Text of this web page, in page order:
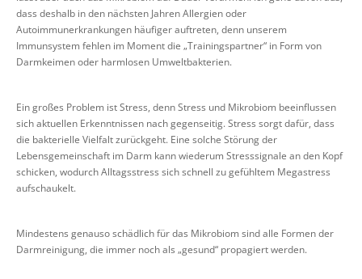
dass deshalb in den nächsten Jahren Allergien oder
Autoimmunerkrankungen häufiger auftreten, denn unserem
Immunsystem fehlen im Moment die „Trainingspartner“ in Form von
Darmkeimen oder harmlosen Umweltbakterien.
Ein großes Problem ist Stress, denn Stress und Mikrobiom beeinflussen
sich aktuellen Erkenntnissen nach gegenseitig. Stress sorgt dafür, dass
die bakterielle Vielfalt zurückgeht. Eine solche Störung der
Lebensgemeinschaft im Darm kann wiederum Stresssignale an den Kopf
schicken, wodurch Alltagsstress sich schnell zu gefühltem Megastress
aufschaukelt.
Mindestens genauso schädlich für das Mikrobiom sind alle Formen der
Darmreinigung, die immer noch als „gesund“ propagiert werden.